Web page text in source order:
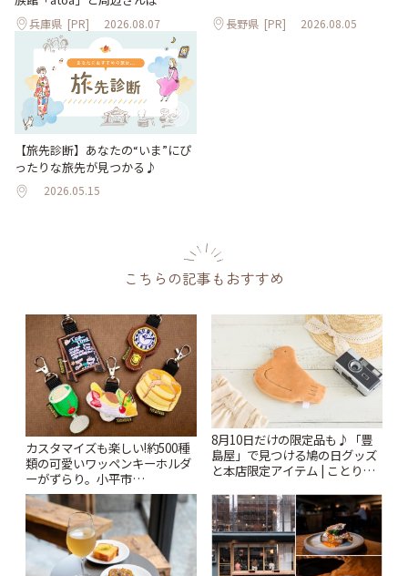
兵庫県 [PR] 2026.08.07 長野県 [PR] 2026.08.05
【旅先診断】あなたの“いま”にぴ
ったりな旅先が見つかる♪
2026.05.15
こちらの記事もおすすめ
カスタマイズも楽しい!約500種
類の可愛いワッペンキーホルダ
ーがずらり。小平市
「Kimamaya T&K」 | ことりっ
ぷ
8月10日だけの限定品も♪「豊
島屋」で見つける鳩の日グッズ
と本店限定アイテム | ことりっ